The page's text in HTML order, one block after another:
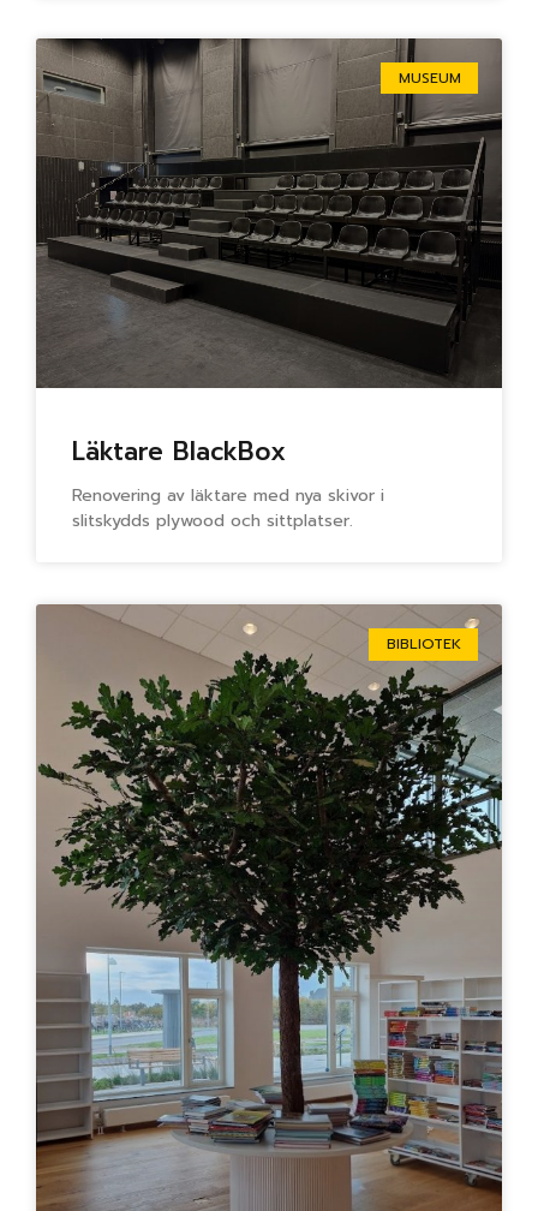
MUSEUM
Läktare BlackBox
Renovering av läktare med nya skivor i
slitskydds plywood och sittplatser.
BIBLIOTEK